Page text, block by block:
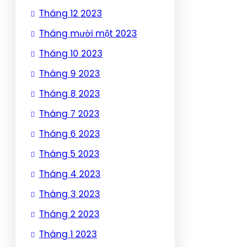
Tháng 12 2023
Tháng mười một 2023
Tháng 10 2023
Tháng 9 2023
Tháng 8 2023
Tháng 7 2023
Tháng 6 2023
Tháng 5 2023
Tháng 4 2023
Tháng 3 2023
Tháng 2 2023
Tháng 1 2023